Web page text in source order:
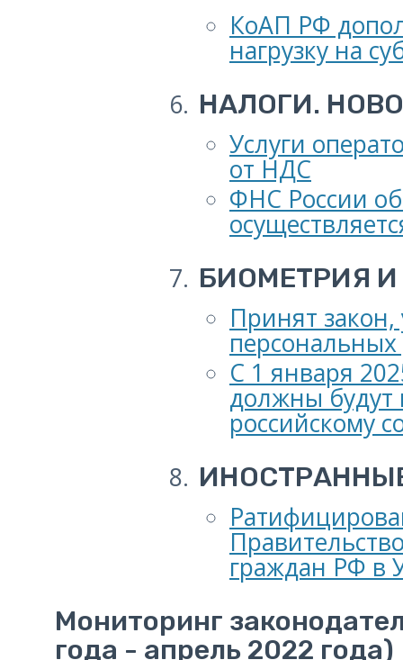
КоАП РФ
нагрузку на
НАЛОГИ.
Услуги
от НДС
ФНС России
БИОМЕТРИЯ
Принят
С 1 января
должны будут
российскому
граждан РФ в
Мониторинг
года - апрель 2022 года)